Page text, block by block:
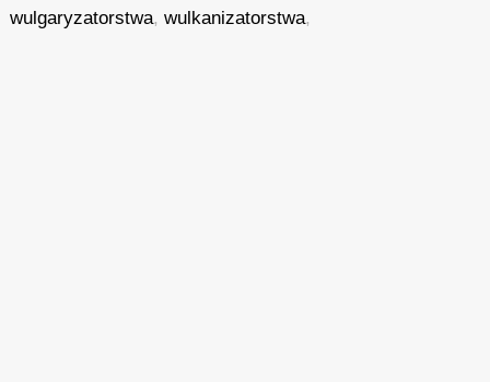
wulgaryzatorstwa,wulkanizatorstwa,